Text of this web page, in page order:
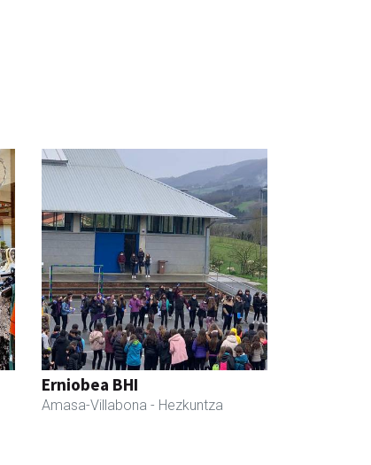
Erniobea BHI
Amasa-Villabona - Hezkuntza